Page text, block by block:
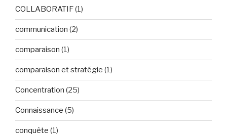
COLLABORATIF(1)
communication (2)
comparaison (1)
comparaison et stratégie (1)
Concentration (25)
Connaissance (5)
conquête (1)